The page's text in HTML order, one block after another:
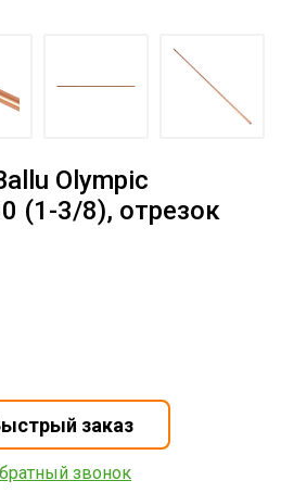
Olympic
(1-3/8), отрезок
звонок